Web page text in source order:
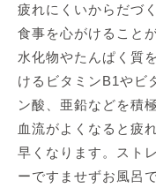
疲れにくいからだづ
食事を心がけること
水化物やたんぱく質
けるビタミンB1やビ
ン酸、亜鉛などを積
血流がよくなると疲
早くなります。スト
ーですませずお風呂